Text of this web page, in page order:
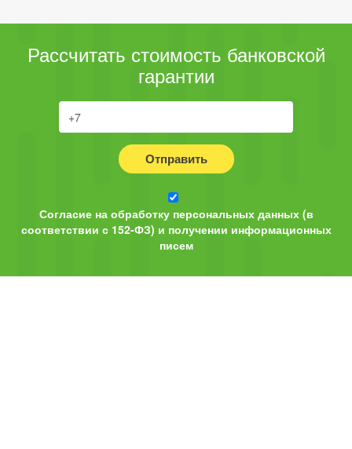
Рассчитать стоимость банковской
гарантии
Отправить
Согласие на обработку персональных данных (в
соответствии с 152-ФЗ) и получении информационных
писем